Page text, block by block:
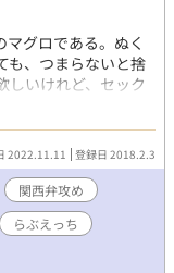
グロである。ぬく
も、つまらないと捨
しいけれど、セック
、マグロだからと
、一季は人とのふれ
マンションの上階に
なり、その場で付き
メン准教授(28)×
視点が交互に入り
します！
2022.11.11 登録日 2018.2.3
関西弁攻め
らぶえっち